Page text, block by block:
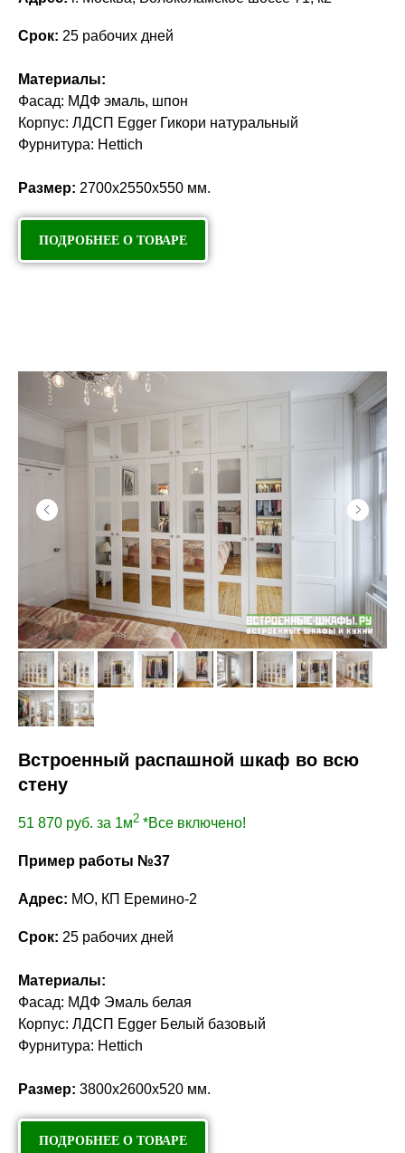
Выбирая наши шкафы, Вы получаете продуманное
пространство хранения, где каждая деталь придает уют и
комфорт.
Срок: 25 рабочих дней
Материалы:
Фасад: МДФ эмаль, шпон
Корпус: ЛДСП Egger Гикори натуральный
Фурнитура: Hettich
Размер: 2700х2550х550 мм.
ПОДРОБНЕЕ О ТОВАРЕ
Встроенный распашной шкаф во всю
стену
51 870 руб. за 1м2 *Все включено!
Пример работы №37
Адрес: МО, КП Еремино-2
Срок: 25 рабочих дней
Материалы:
Фасад: МДФ Эмаль белая
Корпус: ЛДСП Egger Белый базовый
Фурнитура: Hettich
Размер: 3800х2600х520 мм.
ПОДРОБНЕЕ О ТОВАРЕ